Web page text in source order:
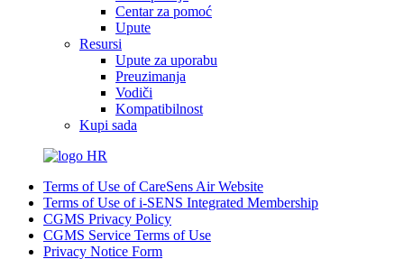
Centar za pomoć
Upute
Resursi
Upute za uporabu
Preuzimanja
Vodiči
Kompatibilnost
Kupi sada
HR
Terms of Use of CareSens Air Website
Terms of Use of i-SENS Integrated Membership
CGMS Privacy Policy
CGMS Service Terms of Use
Privacy Notice Form